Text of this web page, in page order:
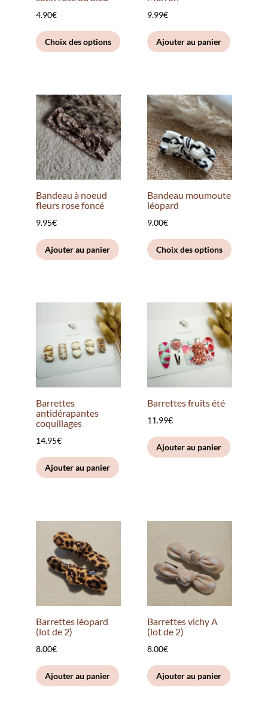
4.90€
Choix des options
produit
variations.
Les
options
peuvent
être
choisies
produit
9.99€
Ajouter au panier
Bandeau à noeud
fleurs rose foncé
9.95€
Ajouter au panier
Bandeau moumoute
léopard
9.00€
Choix des options
produit
Les
options
peuvent
Barrettes
antidérapantes
coquillages
14.95€
Ajouter au panier
Barrettes fruits été
11.99€
Ajouter au panier
Barrettes léopard
(lot de 2)
8.00€
Ajouter au panier
Barrettes vichy A
(lot de 2)
8.00€
Ajouter au panier